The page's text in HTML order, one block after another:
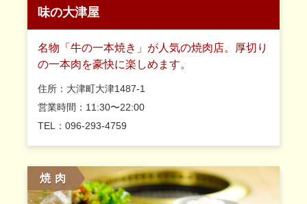
味の大津屋
名物「牛の一本焼き」が人気の焼肉店。厚切り
の一本肉を豪快に楽しめます。
住所：大津町大津1487-1
営業時間：11:30〜22:00
TEL：096-293-4759
焼 肉